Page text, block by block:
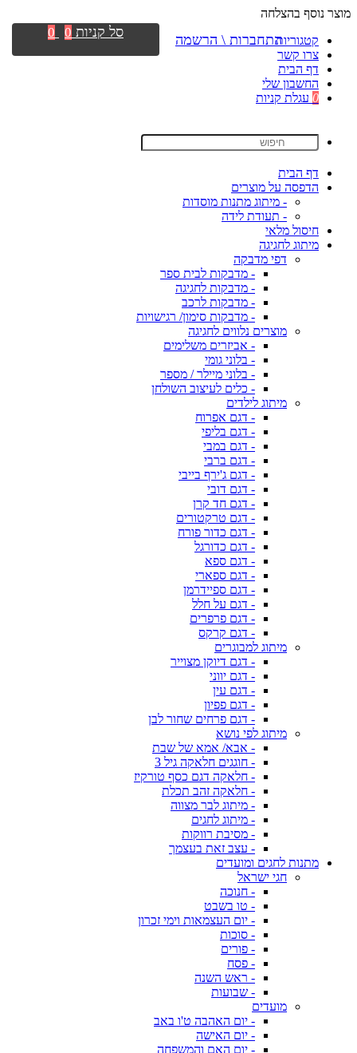
מוצר נוסף בהצלחה
קטגוריות
צרו קשר
דף הבית
החשבון שלי
0 עגלת קניות
דף הבית
הדפסה על מוצרים
- מיתוג מתנות מוסדות
- תעודת לידה
חיסול מלאי
מיתוג לחגיגה
דפי מדבקה
- מדבקות לבית ספר
- מדבקות לחגיגה
- מדבקות לרכב
- מדבקות סימון/ רגישויות
מוצרים נלווים לחגיגה
- אביזרים משלימים
- בלוני גומי
- בלוני מיילר / מספר
- כלים לעיצוב השולחן
מיתוג לילדים
- דגם אפרוח
- דגם בליפי
- דגם במבי
- דגם ברבי
- דגם ג'ירף בייבי
- דגם דובי
- דגם חד קרן
- דגם טרקטורים
- דגם כדור פורח
- דגם כדורגל
- דגם ספא
- דגם ספארי
- דגם ספיידרמן
- דגם על חלל
- דגם פרפרים
- דגם קרקס
מיתוג למבוגרים
- דגם דיוקן מצוייר
- דגם יווני
- דגם עין
- דגם פפיון
- דגם פרחים שחור לבן
מיתוג לפי נושא
- אבא/ אמא של שבת
- חוגגים חלאקה גיל 3
- חלאקה דגם כסף טורקיז
- חלאקה זהב תכלת
- מיתוג לבר מצווה
- מיתוג לחגים
- מסיבת רווקות
- עצב זאת בעצמך
מתנות לחגים ומועדים
חגי ישראל
- חנוכה
- טו בשבט
- יום העצמאות וימי זכרון
- סוכות
- פורים
- פסח
- ראש השנה
- שבועות
מועדים
- יום האהבה ט'ו באב
- יום האישה
- יום האם והמשפחה
התחברות \ הרשמה סל קניות 0
0